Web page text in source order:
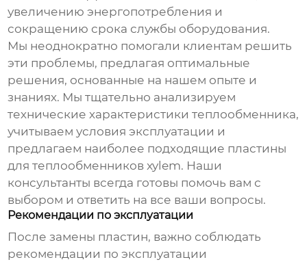
увеличению энергопотребления и
сокращению срока службы оборудования.
Мы неоднократно помогали клиентам решить
эти проблемы, предлагая оптимальные
решения, основанные на нашем опыте и
знаниях. Мы тщательно анализируем
технические характеристики теплообменника,
учитываем условия эксплуатации и
предлагаем наиболее подходящие пластины
для теплообменников xylem. Наши
консультанты всегда готовы помочь вам с
выбором и ответить на все ваши вопросы.
Рекомендации по эксплуатации
После замены пластин, важно соблюдать
рекомендации по эксплуатации